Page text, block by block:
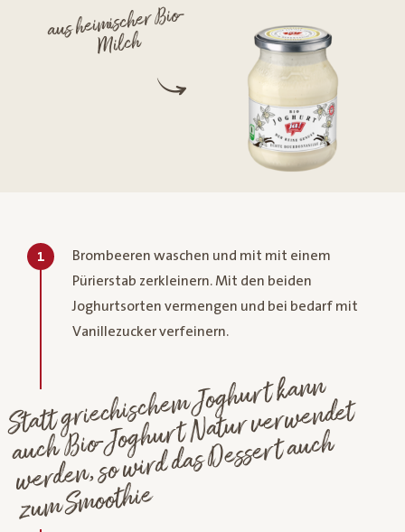
aus heimischer Bio-
Milch
1
Brombeeren waschen und mit mit einem
Pürierstab zerkleinern. Mit den beiden
Joghurtsorten vermengen und bei bedarf mit
Vanillezucker verfeinern.
Statt griechische
m Joghurt kann
auch
Bio-Joghurt
Natur ver
wendet
werden, so
wird das
Dessert auch
zu
m S
moothie